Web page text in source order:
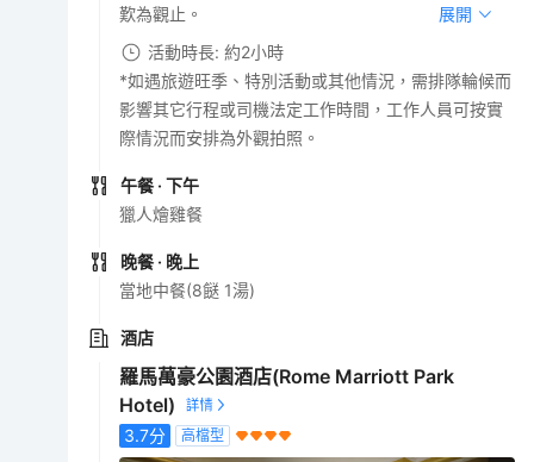
歎為觀止。
展開
活動時長: 約2小時
*如遇旅遊旺季、特別活動或其他情況，需排隊輪候而
影響其它行程或司機法定工作時間，工作人員可按實
際情況而安排為外觀拍照。
午餐 · 下午
獵人燴雞餐
晚餐 · 晚上
當地中餐(8餸 1湯)
酒店
羅馬萬豪公園酒店(Rome Marriott Park
Hotel)
3.7分 高檔型